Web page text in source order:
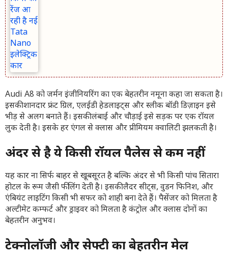
Audi A8 को जर्मन इंजीनियरिंग का एक बेहतरीन नमूना कहा जा सकता है।
इसकी शानदार फ्रंट ग्रिल, एलईडी हेडलाइट्स और स्लीक बॉडी डिज़ाइन इसे
भीड़ से अलग बनाते हैं। इसकी लंबाई और चौड़ाई इसे सड़क पर एक रॉयल
लुक देती है। इसके हर एंगल से क्लास और प्रीमियम क्वालिटी झलकती है।
अंदर से है ये किसी रॉयल पैलेस से कम नहीं
यह कार ना सिर्फ बाहर से खूबसूरत है बल्कि अंदर से भी किसी पांच सितारा
होटल के रूम जैसी फीलिंग देती है। इसकी लैदर सीट्स, वुडन फिनिश, और
एंबियंट लाइटिंग किसी भी सफर को शाही बना देते हैं। पैसेंजर को मिलता है
अल्टीमेट कम्फर्ट और ड्राइवर को मिलता है कंट्रोल और क्लास दोनों का
बेहतरीन अनुभव।
टेक्नोलॉजी और सेफ्टी का बेहतरीन मेल